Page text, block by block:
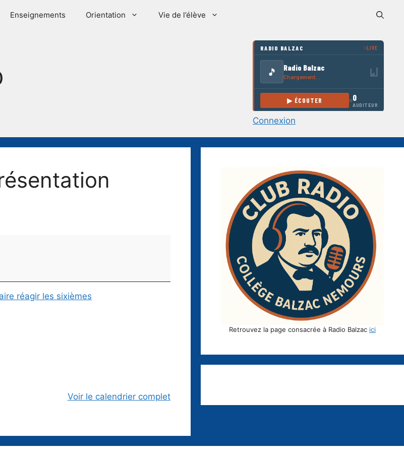
Enseignements Orientation Vie de l’élève
Connexion
réagir les sixièmes
Voir le calendrier complet
Retrouvez la page consacrée à Radio Balzac ici